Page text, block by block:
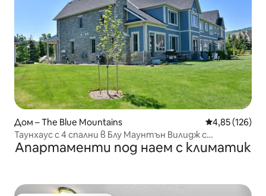
Дом – The Blue Mountains Средна
4,85 (126)
Таунхаус с 4 спални в Блу Маунтън Вилидж с
трансфер
Апартаменти под наем с климатик